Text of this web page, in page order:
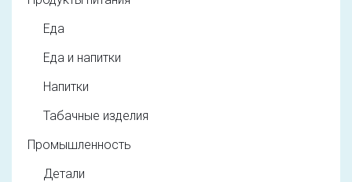
Еда
Еда и напитки
Напитки
Табачные изделия
Промышленность
Детали